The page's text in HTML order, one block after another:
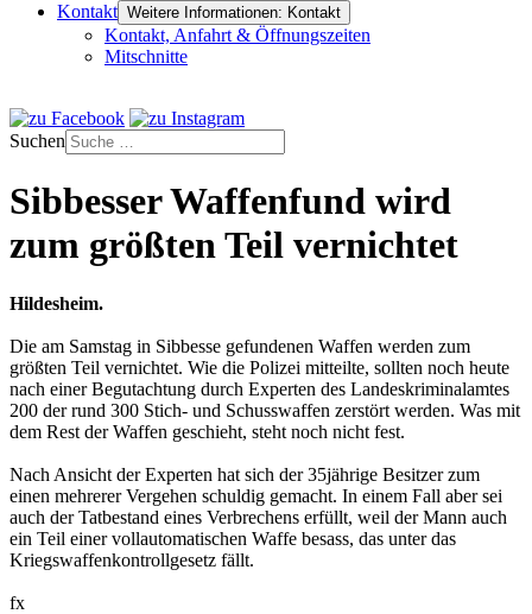
Kontakt Weitere Informationen: Kontakt
Kontakt, Anfahrt & Öffnungszeiten
Mitschnitte
Suchen
Sibbesser Waffenfund wird
zum größten Teil vernichtet
Hildesheim.
Die am Samstag in Sibbesse gefundenen Waffen werden zum
größten Teil vernichtet. Wie die Polizei mitteilte, sollten noch heute
nach einer Begutachtung durch Experten des Landeskriminalamtes
200 der rund 300 Stich- und Schusswaffen zerstört werden. Was mit
dem Rest der Waffen geschieht, steht noch nicht fest.
Nach Ansicht der Experten hat sich der 35jährige Besitzer zum
einen mehrerer Vergehen schuldig gemacht. In einem Fall aber sei
auch der Tatbestand eines Verbrechens erfüllt, weil der Mann auch
ein Teil einer vollautomatischen Waffe besass, das unter das
Kriegswaffenkontrollgesetz fällt.
fx